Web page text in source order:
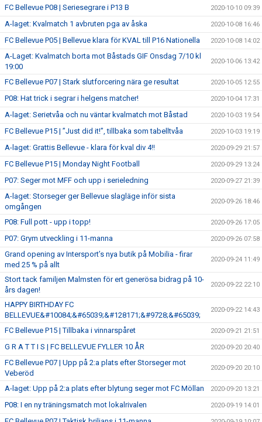
FC Bellevue P08 | Seriesegrare i P13 B 2020-10-10 09:39
A-laget: Kvalmatch 1 avbruten pga av åska 2020-10-08 16:46
FC Bellevue P05 | Bellevue klara för KVAL till P16 Nationella 2020-10-08 14:02
A-Laget: Kvalmatch borta mot Båstads GIF Onsdag 7/10 kl
19:00
2020-10-06 13:42
FC Bellevue P07 | Stark slutforcering nära ge resultat 2020-10-05 12:55
P08: Hat trick i segrar i helgens matcher! 2020-10-04 17:31
A-laget: Serietvåa och nu väntar kvalmatch mot Båstad 2020-10-03 19:54
FC Bellevue P15 | ”Just did it!”, tillbaka som tabelltvåa 2020-10-03 19:19
A-laget: Grattis Bellevue - klara för kval div 4!! 2020-09-29 21:57
FC Bellevue P15 | Monday Night Football 2020-09-29 13:24
P07: Seger mot MFF och upp i serieledning 2020-09-27 21:39
A-laget: Storseger ger Bellevue slagläge inför sista
omgången
2020-09-26 18:46
P08: Full pott - upp i topp! 2020-09-26 17:05
P07: Grym utveckling i 11-manna 2020-09-26 07:58
Grand opening av Intersport’s nya butik på Mobilia - firar
med 25 % på allt
2020-09-24 11:49
Stort tack familjen Malmsten för ert generösa bidrag på 10-
års dagen!
2020-09-22 22:10
HAPPY BIRTHDAY FC
BELLEVUE&#10084;&#65039;&#128171;&#9728;&#65039;
2020-09-22 14:43
FC Bellevue P15 | Tillbaka i vinnarspåret 2020-09-21 21:51
G R A T T I S | FC BELLEVUE FYLLER 10 ÅR 2020-09-20 20:40
FC Bellevue P07 | Upp på 2:a plats efter Storseger mot
Veberöd
2020-09-20 20:10
A-laget: Upp på 2:a plats efter blytung seger mot FC Möllan 2020-09-20 13:21
P08: I en ny träningsmatch mot lokalrivalen 2020-09-19 14:01